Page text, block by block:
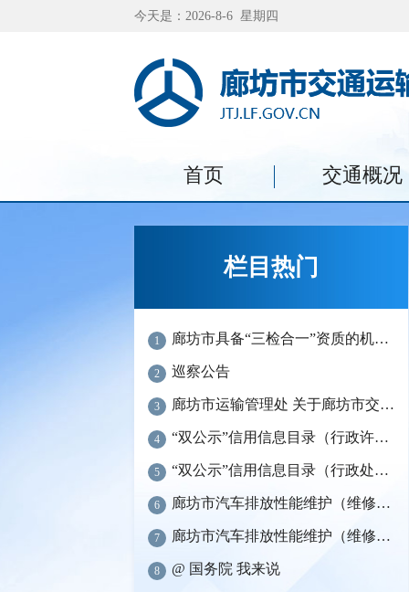
今天是：2026-8-6 星期四
首页 交通概况
栏目热门
1 廊坊市具备“三检合一”资质的机动车检验检测机构名单
2 巡察公告
3 廊坊市运输管理处 关于廊坊市交通运输行业“信易＋驾驶员培训”“信易＋机动车维修”参与企业的公示
4 “双公示”信用信息目录（行政许可）
5 “双公示”信用信息目录（行政处罚）
6 廊坊市汽车排放性能维护（维修）站名单
7 廊坊市汽车排放性能维护（维修）站名单
8 @ 国务院 我来说